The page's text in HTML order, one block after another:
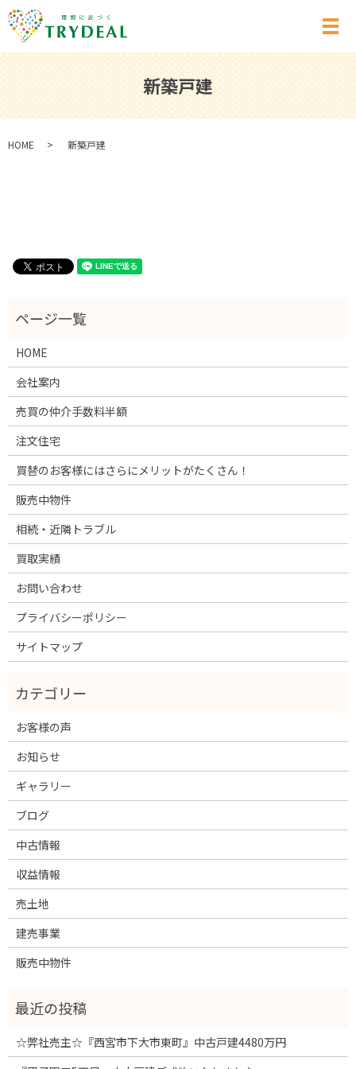
メ
新築戸建
HOME 新築戸建
HOME
会社案内
売買の仲介手数料半額
注文住宅
買替のお客様にはさらにメリットがたくさん！
販売中物件
相続・近隣トラブル
買取実績
お問い合わせ
プライバシーポリシー
サイトマップ
お客様の声
お知らせ
ギャラリー
ブログ
中古情報
収益情報
売土地
建売事業
販売中物件
☆弊社売主☆『西宮市下大市東町』中古戸建4480万円